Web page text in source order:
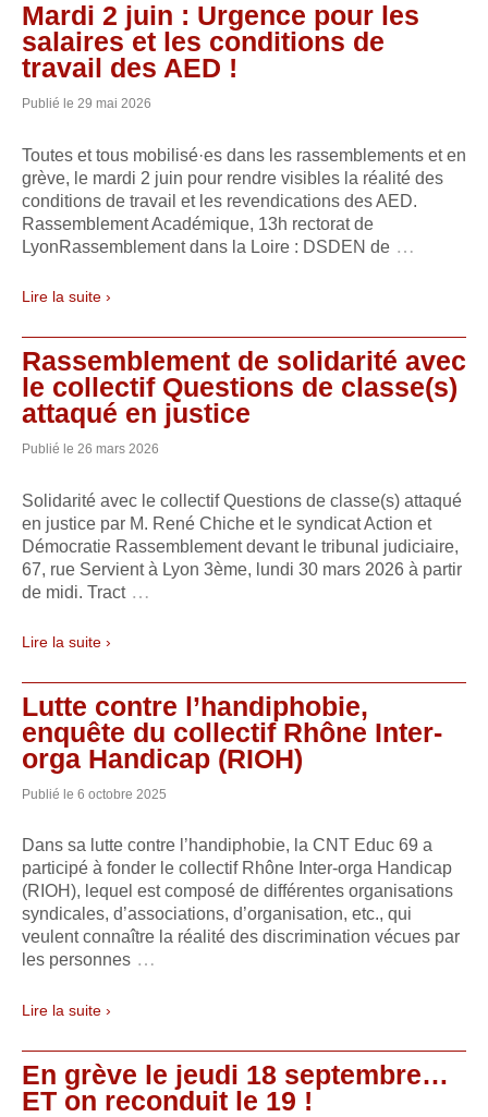
Mardi 2 juin : Urgence pour les
salaires et les conditions de
travail des AED !
Publié le 29 mai 2026
Toutes et tous mobilisé·es dans les rassemblements et en
grève, le mardi 2 juin pour rendre visibles la réalité des
conditions de travail et les revendications des AED.
Rassemblement Académique, 13h rectorat de
LyonRassemblement dans la Loire : DSDEN de …
Lire la suite ›
Rassemblement de solidarité avec
le collectif Questions de classe(s)
attaqué en justice
Publié le 26 mars 2026
Solidarité avec le collectif Questions de classe(s) attaqué
en justice par M. René Chiche et le syndicat Action et
Démocratie Rassemblement devant le tribunal judiciaire,
67, rue Servient à Lyon 3ème, lundi 30 mars 2026 à partir
de midi. Tract …
Lire la suite ›
Lutte contre l’handiphobie,
enquête du collectif Rhône Inter-
orga Handicap (RIOH)
Publié le 6 octobre 2025
Dans sa lutte contre l’handiphobie, la CNT Educ 69 a
participé à fonder le collectif Rhône Inter-orga Handicap
(RIOH), lequel est composé de différentes organisations
syndicales, d’associations, d’organisation, etc., qui
veulent connaître la réalité des discrimination vécues par
les personnes …
Lire la suite ›
En grève le jeudi 18 septembre…
ET on reconduit le 19 !